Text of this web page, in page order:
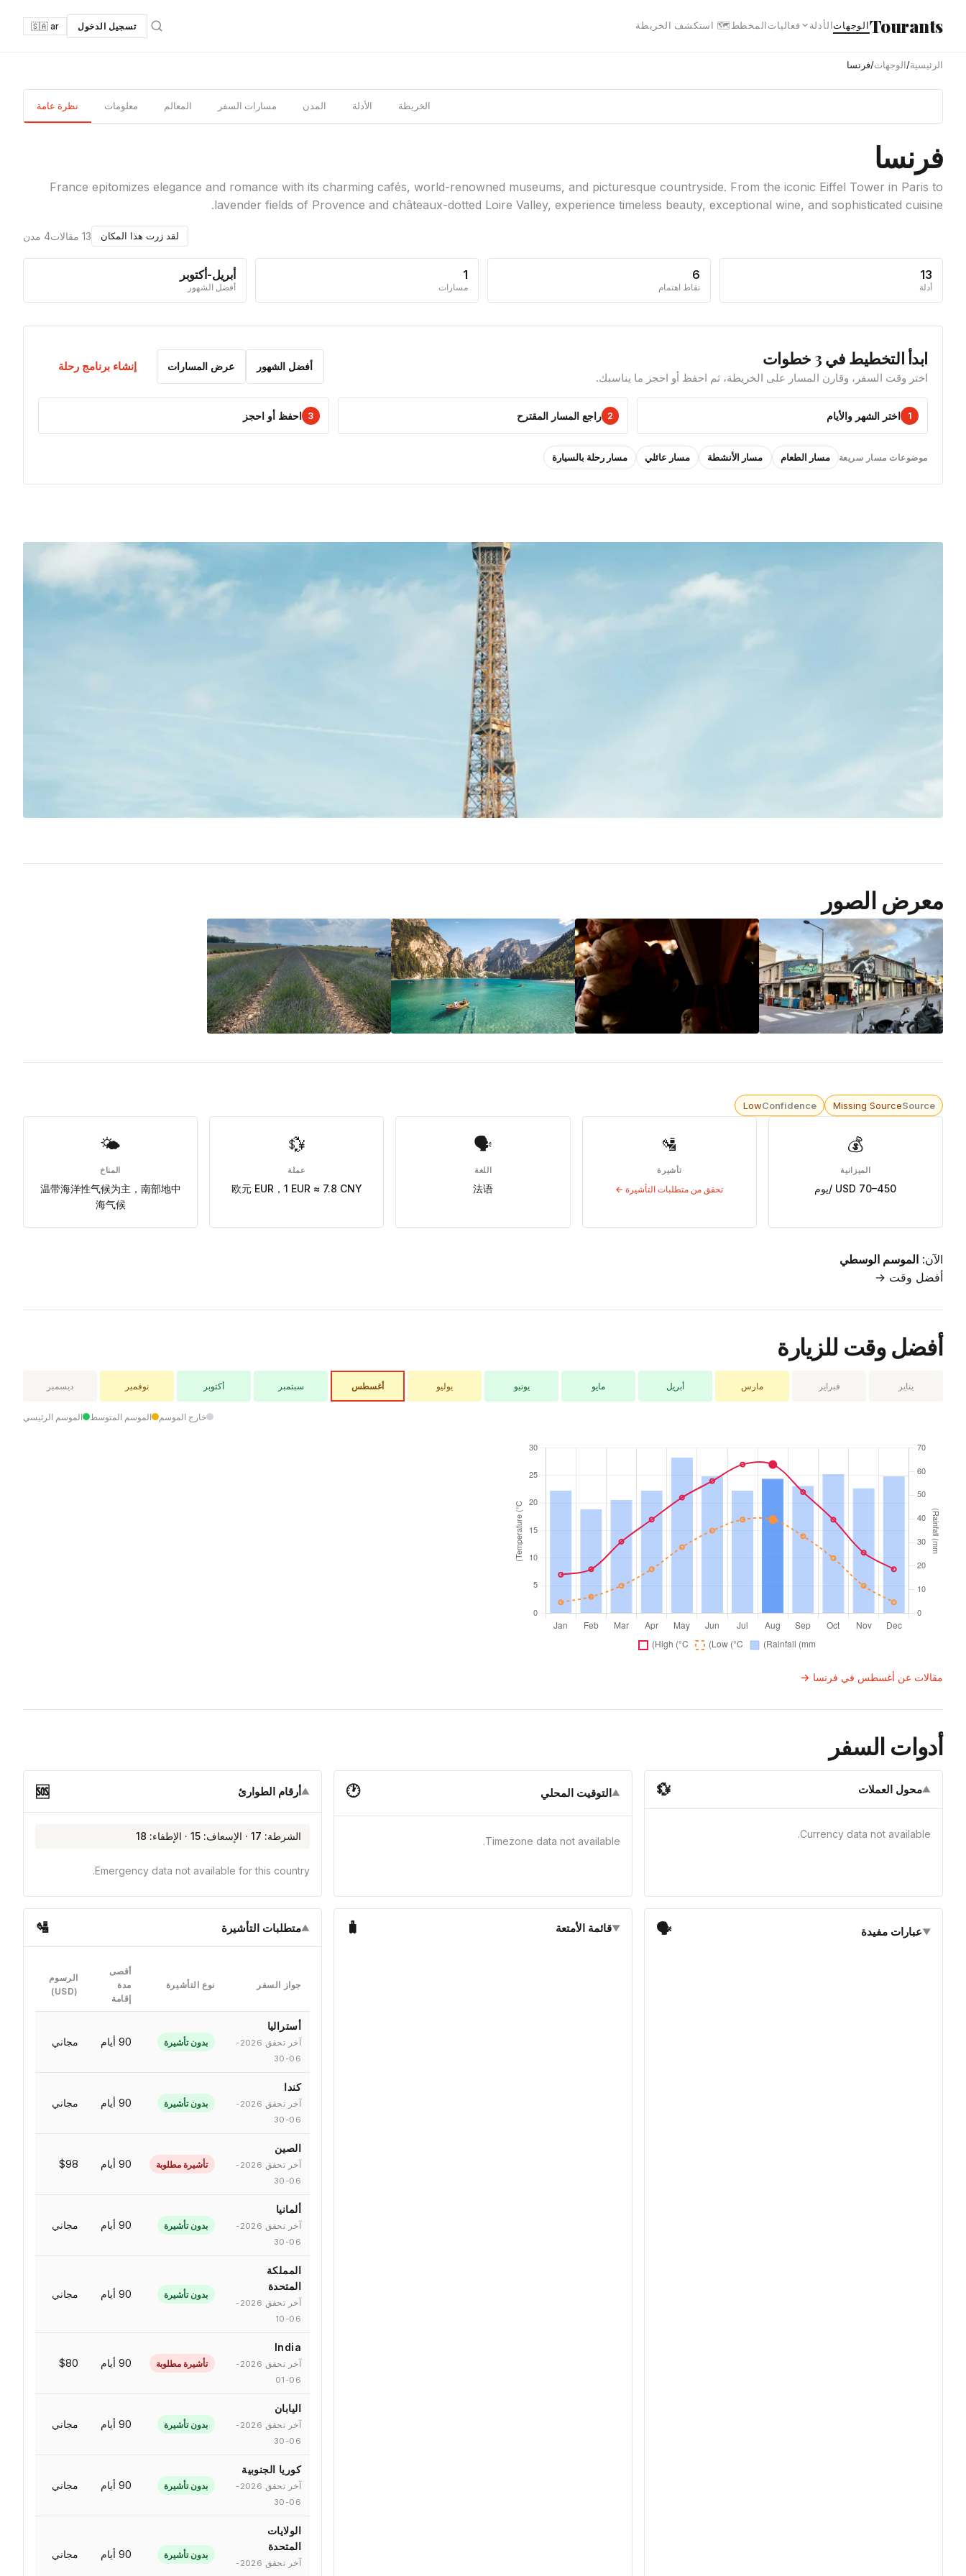
Tourantsالوجهاتالأدلة فعالياتالمخطط 🗺 استكشف الخريطة تسجيل الدخول 🇸🇦 ar
الرئيسية/الوجهات/فرنسا
نظرة عامة معلومات المعالم مسارات السفر المدن الأدلة الخريطة
فرنسا
France epitomizes elegance and romance with its charming cafés, world-renowned museums, and picturesque countryside. From the iconic Eiffel Tower in Paris to
lavender fields of Provence and châteaux-dotted Loire Valley, experience timeless beauty, exceptional wine, and sophisticated cuisine.
4 مدن 13 مقالات لقد زرت هذا المكان
13
أدلة
6
نقاط اهتمام
1
مسارات
أبريل-أكتوبر
أفضل الشهور
ابدأ التخطيط في 3 خطوات
اختر وقت السفر، وقارن المسار على الخريطة، ثم احفظ أو احجز ما يناسبك.
أفضل الشهور عرض المسارات إنشاء برنامج رحلة
1 اختر الشهر والأيام 2 راجع المسار المقترح 3 احفظ أو احجز
موضوعات مسار سريعة مسار الطعام مسار الأنشطة مسار عائلي مسار رحلة بالسيارة
معرض الصور
Source
Missing Source
Confidence
Low
💰
الميزانية
USD 70–450 /يوم
🛂
تأشيرة
تحقق من متطلبات التأشيرة ←
🗣
اللغة
法语
💱
عملة
欧元 EUR，1 EUR ≈ 7.8 CNY
🌤
المناخ
温带海洋性气候为主，南部地中
海气候
الآن: الموسم الوسطي
أفضل وقت →
أفضل وقت للزيارة
يناير فبراير مارس أبريل مايو يونيو يوليو أغسطس سبتمبر أكتوبر نوفمبر ديسمبر
الموسم الرئيسي الموسم المتوسط خارج الموسم
مقالات عن أغسطس في فرنسا →
أدوات السفر
💱 محول العملات▼
Currency data not available.
🕐 التوقيت المحلي▼
Timezone data not available.
🆘 أرقام الطوارئ▼
الشرطة: 17 · الإسعاف: 15 · الإطفاء: 18
Emergency data not available for this country.
🗣 عبارات مفيدة▼
🧳 قائمة الأمتعة▼
🛂 متطلبات التأشيرة▼
جواز السفر نوع التأشيرة
أقصى
مدة
إقامة
الرسوم
(USD)
أستراليا
آخر تحقق 2026-
06-30
بدون تأشيرة 90 أيام مجاني
كندا
آخر تحقق 2026-
06-30
بدون تأشيرة 90 أيام مجاني
الصين
آخر تحقق 2026-
06-30
تأشيرة مطلوبة 90 أيام $98
ألمانيا
آخر تحقق 2026-
06-30
بدون تأشيرة 90 أيام مجاني
المملكة
المتحدة
آخر تحقق 2026-
06-10
بدون تأشيرة 90 أيام مجاني
India
آخر تحقق 2026-
06-01
تأشيرة مطلوبة 90 أيام $80
اليابان
آخر تحقق 2026-
06-30
بدون تأشيرة 90 أيام مجاني
كوريا الجنوبية
آخر تحقق 2026-
06-30
بدون تأشيرة 90 أيام مجاني
الولايات
المتحدة
آخر تحقق 2026-
بدون تأشيرة 90 أيام مجاني